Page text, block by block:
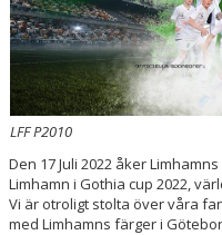
ANMÄLAN
LIMHAMN BACKYARD ULTRA
LFF P2010
Den 17 Juli 2022 åker
Limhamn i Gothia cup 2022,
Vi är otroligt stolta över våra
med Limhamns färger i